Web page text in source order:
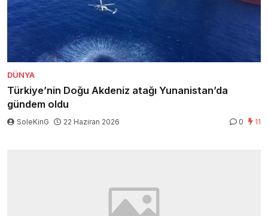
DÜNYA
Türkiye’nin Doğu Akdeniz atağı Yunanistan’da
gündem oldu
SoleKinG 22 Haziran 2026 0 11